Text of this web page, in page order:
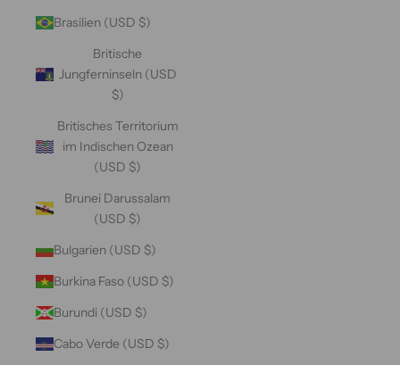
Brasilien (USD $)
Britische
Jungferninseln (USD
$)
Britisches Territorium
im Indischen Ozean
(USD $)
Brunei Darussalam
(USD $)
Bulgarien (USD $)
Burkina Faso (USD $)
Burundi (USD $)
Cabo Verde (USD $)